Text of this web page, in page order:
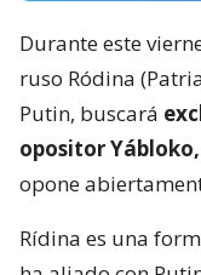
Durante este
ruso Ródina
Putin, buscará
opositor Yábloko,
opone
Rídina es una